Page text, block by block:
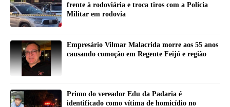
frente à rodoviária e troca tiros com a Polícia
Militar em rodovia
Empresário Vilmar Malacrida morre aos 55 anos
causando comoção em Regente Feijó e região
Primo do vereador Edu da Padaria é
identificado como vítima de homicídio no